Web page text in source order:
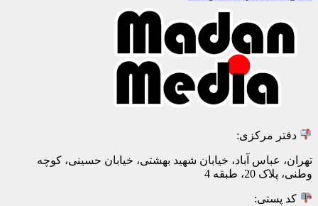
دفتر مرکزی:
تهران، عباس آباد، خیابان شهید بهشتی، خیابان حسینی، کوچه
وطنی، پلاک 20، طبقه 4
کد پستی: